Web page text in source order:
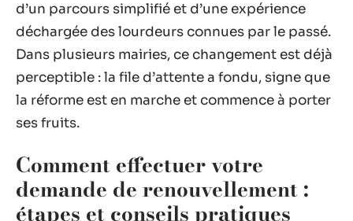
d’un parcours simplifié et d’une expérience
déchargée des lourdeurs connues par le passé.
Dans plusieurs mairies, ce changement est déjà
perceptible : la file d’attente a fondu, signe que
la réforme est en marche et commence à porter
ses fruits.
Comment effectuer votre
demande de renouvellement :
étapes et conseils pratiques